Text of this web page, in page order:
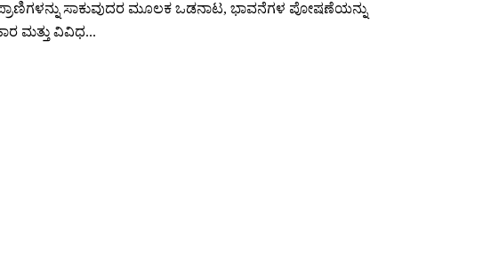
ಸಾಕುವುದರ ಮೂಲಕ ಒಡನಾಟ, ಭಾವನೆಗಳ ಪೋಷಣೆಯನ್ನು
ಮತ್ತು ವಿವಿಧ...